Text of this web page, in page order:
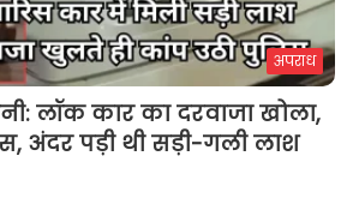
अपराध
लॉक कार का दरवाजा खोला,
अंदर पड़ी थी सड़ी-गली लाश